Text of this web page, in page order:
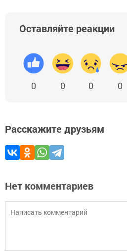
Оставляйте реакции
0 0 0 0
Расскажите друзьям
Нет комментариев